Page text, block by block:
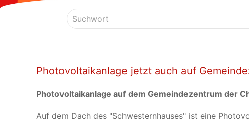
Photovoltaikanlage jetzt auch auf
Photovoltaikanlage auf dem Gemeindezentrum der
Auf dem Dach des "Schwesternhauses" ist eine